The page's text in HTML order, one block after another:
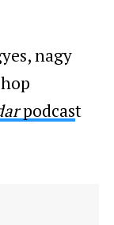
nagy
podcast